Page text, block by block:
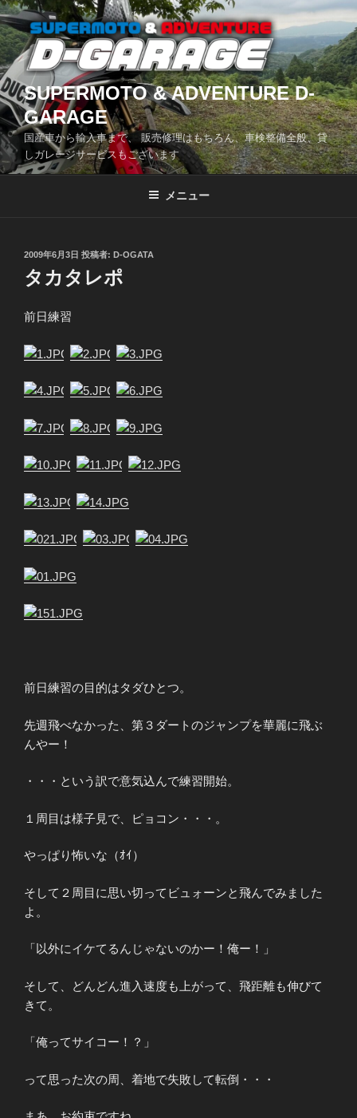
コ
ン
テ
ン
ツ
へ
ス
キ
ッ
SUPERMOTO & ADVENTURE D-
GARAGE
国産車から輸入車まで、 販売修理はもちろん、車検整備全般、貸
しガレージサービスもございます
メニュー
投
稿
日:
2009年6月3日 投稿者: D-OGATA
タカタレポ
前日練習
前日練習の目的はタダひとつ。
先週飛べなかった、第３ダートのジャンプを華麗に飛ぶ
んやー！
・・・という訳で意気込んで練習開始。
１周目は様子見で、ピョコン・・・。
やっぱり怖いな（ｵｲ）
そして２周目に思い切ってビュォーンと飛んでみました
よ。
「以外にイケてるんじゃないのかー！俺ー！」
そして、どんどん進入速度も上がって、飛距離も伸びて
きて。
「俺ってサイコー！？」
って思った次の周、着地で失敗して転倒・・・